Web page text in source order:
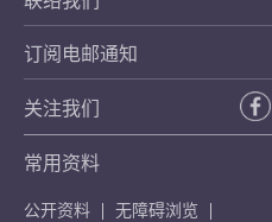
订阅电邮通知
关注我们
常用资料
公开资料
无障碍浏览